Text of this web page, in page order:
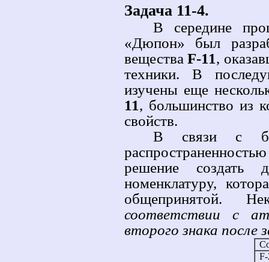
Задача 11-4.
В середине
«Дюпон» был
веществаF-11,
техники. В
изучены еще
11, большинство из
свойств.
В связи с
решение создать
номенклатуру,
общепринятой.
соответствии с
второго знака после